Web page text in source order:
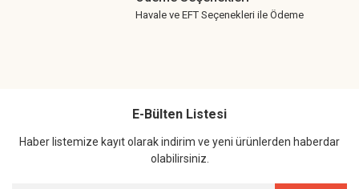
Havale ve EFT Seçenekleri ile Ödeme
E-Bülten Listesi
Haber listemize kayıt olarak indirim ve yeni ürünlerden haberdar
olabilirsiniz.